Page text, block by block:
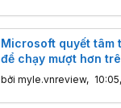
Microsoft quyết tâm
để chạy mượt hơn
bởi myle.vnreview,